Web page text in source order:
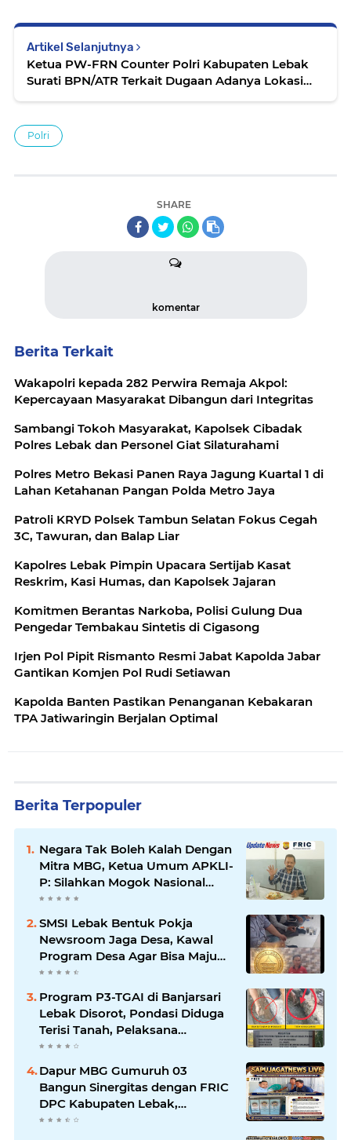
Artikel Selanjutnya
Ketua PW-FRN Counter Polri Kabupaten Lebak
Surati BPN/ATR Terkait Dugaan Adanya Lokasi
Polri
SHARE
komentar
Berita Terkait
Wakapolri kepada 282 Perwira Remaja Akpol:
Kepercayaan Masyarakat Dibangun dari Integritas
Sambangi Tokoh Masyarakat, Kapolsek Cibadak
Polres Lebak dan Personel Giat Silaturahami
Polres Metro Bekasi Panen Raya Jagung Kuartal 1 di
Lahan Ketahanan Pangan Polda Metro Jaya
Patroli KRYD Polsek Tambun Selatan Fokus Cegah
3C, Tawuran, dan Balap Liar
Kapolres Lebak Pimpin Upacara Sertijab Kasat
Reskrim, Kasi Humas, dan Kapolsek Jajaran
Komitmen Berantas Narkoba, Polisi Gulung Dua
Pengedar Tembakau Sintetis di Cigasong
Irjen Pol Pipit Rismanto Resmi Jabat Kapolda Jabar
Gantikan Komjen Pol Rudi Setiawan
Kapolda Banten Pastikan Penanganan Kebakaran
TPA Jatiwaringin Berjalan Optimal
Berita Terpopuler
Negara Tak Boleh Kalah Dengan
Mitra MBG, Ketua Umum APKLI-
P: Silahkan Mogok Nasional
Ganti Kantin Sekolah
SMSI Lebak Bentuk Pokja
Newsroom Jaga Desa, Kawal
Program Desa Agar Bisa Maju
dan Mandiri
Program P3-TGAI di Banjarsari
Lebak Disorot, Pondasi Diduga
Terisi Tanah, Pelaksana
Terancam Sanksi Berat Hingga
Dapur MBG Gumuruh 03
Bangun Sinergitas dengan FRIC
DPC Kabupaten Lebak,
Komitmen Jalankan SOP BGN